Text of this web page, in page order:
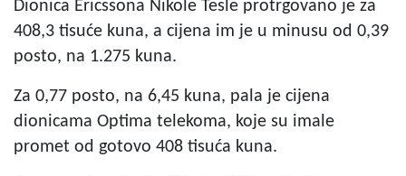
Dionica Ericssona Nikole Tesle protrgovano je za
408,3 tisuće kuna, a cijena im je u minusu od 0,39
posto, na 1.275 kuna.
Za 0,77 posto, na 6,45 kuna, pala je cijena
dionicama Optima telekoma, koje su imale
promet od gotovo 408 tisuća kuna.